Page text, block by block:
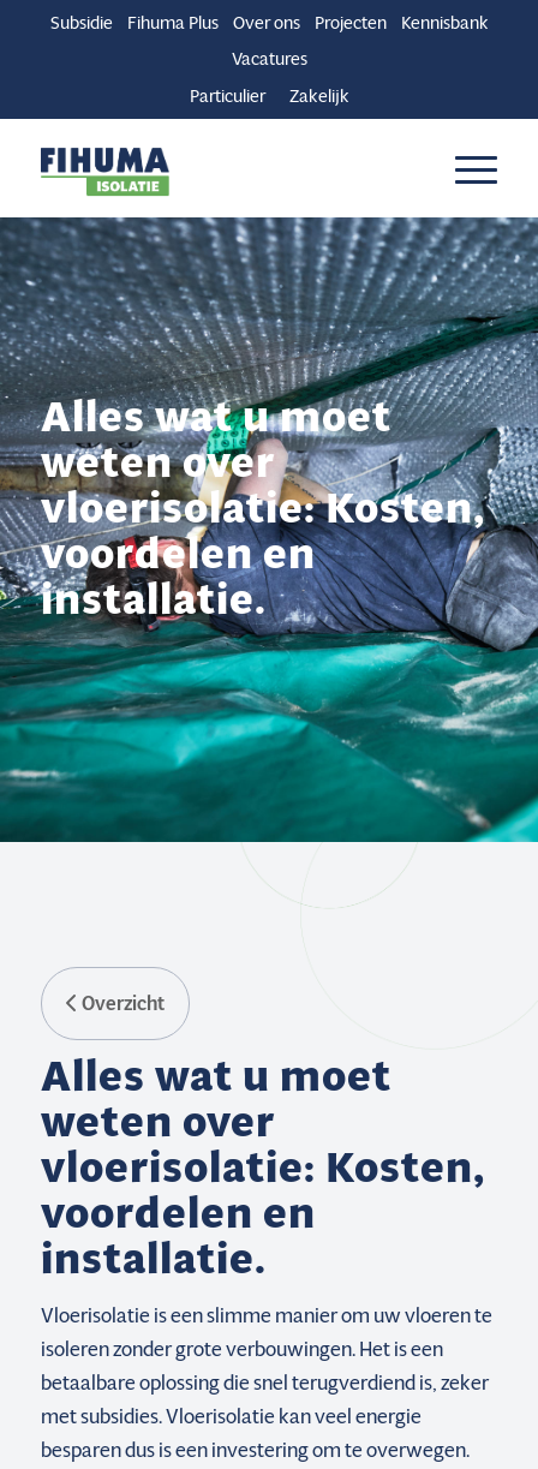
Subsidie Fihuma Plus Over ons Projecten
Kennisbank
Vacatures
Particulier
Zakelijk
Alles wat u moet
weten over
vloerisolatie: Kosten,
voordelen en
installatie.
Overzicht
Alles wat u moet
weten over
vloerisolatie: Kosten,
voordelen en
installatie.
Vloerisolatie is een slimme manier om uw vloeren te
isoleren zonder grote verbouwingen. Het is een
betaalbare oplossing die snel terugverdiend is, zeker
met subsidies. Vloerisolatie kan veel energie
besparen dus is een investering om te overwegen.